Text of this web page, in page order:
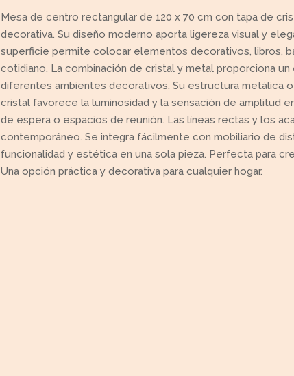
Mesa de centro rectangular de 120 x 70 cm con tapa de
decorativa. Su diseño moderno aporta ligereza visual y
superficie permite colocar elementos decorativos, libros,
cotidiano. La combinación de cristal y metal proporciona
diferentes ambientes decorativos. Su estructura metálica
cristal favorece la luminosidad y la sensación de amplitud
de espera o espacios de reunión. Las líneas rectas y los
contemporáneo. Se integra fácilmente con mobiliario de
funcionalidad y estética en una sola pieza. Perfecta para
Una opción práctica y decorativa para cualquier hogar.